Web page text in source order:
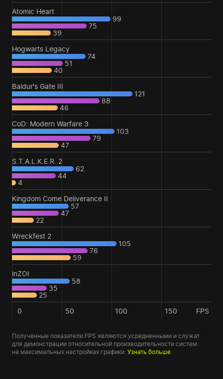
Atomic Heart
99
75
39
Hogwarts Legacy
74
51
40
Baldur's Gate III
121
88
46
CoD: Modern Warfare 3
103
79
47
S.T.A.L.K.E.R. 2
62
44
4
Kingdom Come Deliverance II
57
47
22
Wreckfest 2
105
76
59
inZOI
58
35
25
0
50 100 150 FPS
Полученные показатели FPS являются усредненными и служат
для демонстрации относительной производительности систем
на максимальных настройках графики. Узнать больше